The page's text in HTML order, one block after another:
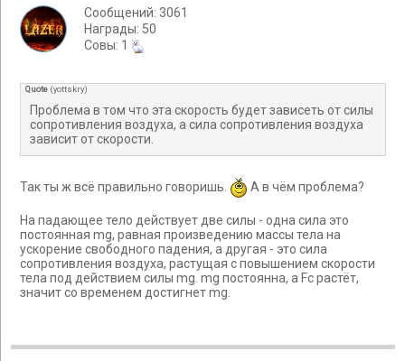
Сообщений: 3061
Награды: 50
Cовы: 1
Quote (yottskry)
Проблема в том что эта скорость будет зависеть от силы
сопротивления воздуха, а сила сопротивления воздуха
зависит от скорости.
Так ты ж всё правильно говоришь. А в чём проблема?
На падающее тело действует две силы - одна сила это
постоянная mg, равная произведению массы тела на
ускорение свободного падения, а другая - это сила
сопротивления воздуха, растущая с повышением скорости
тела под действием силы mg. mg постоянна, а Fc растёт,
значит со временем достигнет mg.